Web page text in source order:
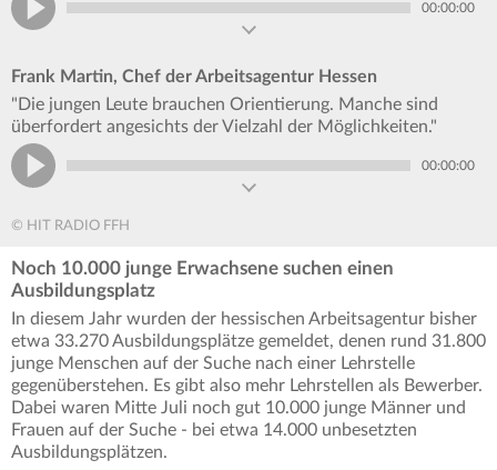
00:00:00
Frank Martin, Chef der Arbeitsagentur Hessen
"Die jungen Leute brauchen Orientierung. Manche sind
überfordert angesichts der Vielzahl der Möglichkeiten."
00:00:00
© HIT RADIO FFH
Noch 10.000 junge Erwachsene suchen einen
Ausbildungsplatz
In diesem Jahr wurden der hessischen Arbeitsagentur bisher
etwa 33.270 Ausbildungsplätze gemeldet, denen rund 31.800
junge Menschen auf der Suche nach einer Lehrstelle
gegenüberstehen. Es gibt also mehr Lehrstellen als Bewerber.
Dabei waren Mitte Juli noch gut 10.000 junge Männer und
Frauen auf der Suche - bei etwa 14.000 unbesetzten
Ausbildungsplätzen.